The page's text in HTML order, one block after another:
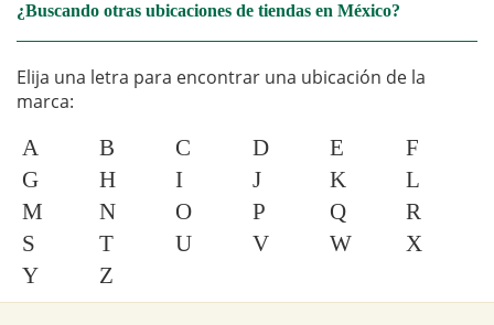
¿Buscando otras ubicaciones de tiendas en México?
Elija una letra para encontrar una ubicación de la
marca:
A B C D E
F
G
H I J K
L
M
N O P Q
R
S
T U V W
X
Y
Z